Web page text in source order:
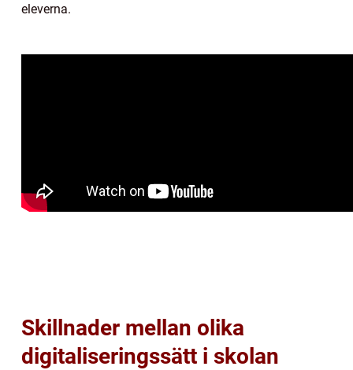
eleverna.
Skillnader mellan olika
digitaliseringssätt i skolan